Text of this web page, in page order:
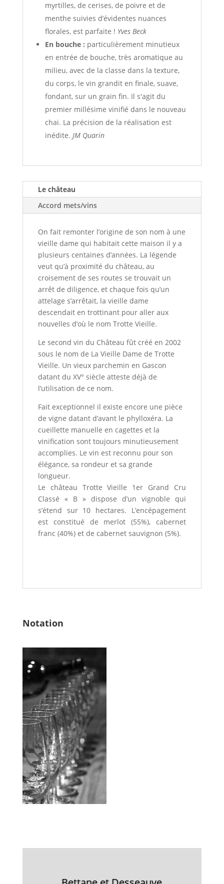
myrtilles, de cerises, de poivre et de
menthe suivies d’évidentes nuances
florales, est parfaite ! Yves Beck
En bouche : particulièrement minutieux
en entrée de bouche, très aromatique au
milieu, avec de la classe dans la texture,
du corps, le vin grandit en finale, suave,
fondant, sur un grain fin. Il s'agit du
premier millésime vinifié dans le nouveau
chai. La précision de la réalisation est
inédite. JM Quarin
Le château
Accord mets/vins
On fait remonter l’origine de son nom à une
vieille dame qui habitait cette maison il y a
plusieurs centaines d’années. La légende
veut qu’à proximité du château, au
croisement de ses routes se trouvait un
arrêt de diligence, et chaque fois qu’un
attelage s’arrêtait, la vieille dame
descendait en trottinant pour aller aux
nouvelles d’où le nom Trotte Vieille.
Le second vin du Château fût créé en 2002
sous le nom de La Vieille Dame de Trotte
Vieille. Un vieux parchemin en Gascon
datant du XV° siècle atteste déjà de
l’utilisation de ce nom.
Fait exceptionnel il existe encore une pièce
de vigne datant d’avant le phylloxéra. La
cueillette manuelle en cagettes et la
vinification sont toujours minutieusement
accomplies. Le vin est reconnu pour son
élégance, sa rondeur et sa grande
longueur.
Le château Trotte Vieille 1er Grand Cru
Classé « B » dispose d’un vignoble qui
s’étend sur 10 hectares. L’encépagement
est constitué de merlot (55%), cabernet
franc (40%) et de cabernet sauvignon (5%).
Notation